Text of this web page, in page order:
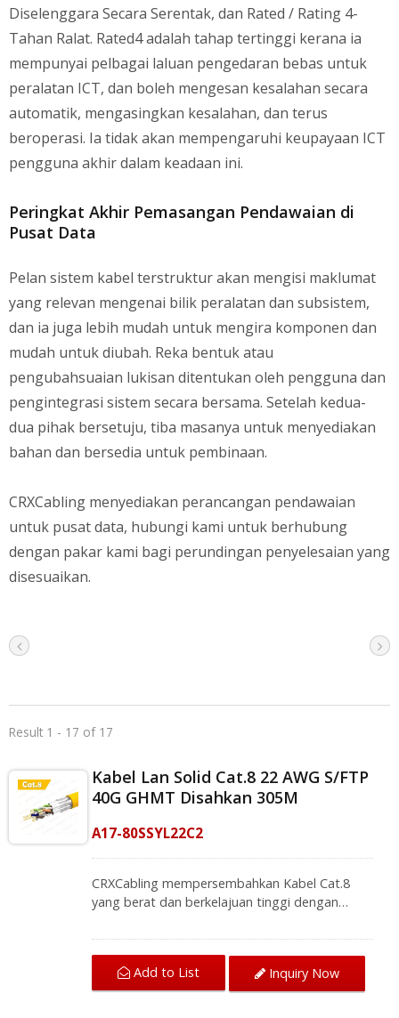
Diselenggara Secara Serentak, dan Rated / Rating 4-
Tahan Ralat. Rated4 adalah tahap tertinggi kerana ia
mempunyai pelbagai laluan pengedaran bebas untuk
peralatan ICT, dan boleh mengesan kesalahan secara
automatik, mengasingkan kesalahan, dan terus
beroperasi. Ia tidak akan mempengaruhi keupayaan ICT
pengguna akhir dalam keadaan ini.
Peringkat Akhir Pemasangan Pendawaian di
Pusat Data
Pelan sistem kabel terstruktur akan mengisi maklumat
yang relevan mengenai bilik peralatan dan subsistem,
dan ia juga lebih mudah untuk mengira komponen dan
mudah untuk diubah. Reka bentuk atau
pengubahsuaian lukisan ditentukan oleh pengguna dan
pengintegrasi sistem secara bersama. Setelah kedua-
dua pihak bersetuju, tiba masanya untuk menyediakan
bahan dan bersedia untuk pembinaan.
CRXCabling menyediakan perancangan pendawaian
untuk pusat data, hubungi kami untuk berhubung
dengan pakar kami bagi perundingan penyelesaian yang
disesuaikan.
Result 1 - 17 of 17
Kabel Lan Solid Cat.8 22 AWG S/FTP
40G GHMT Disahkan 305M
A17-80SSYL22C2
CRXCabling mempersembahkan Kabel Cat.8
yang berat dan berkelajuan tinggi dengan
terstruktur, dan menawarkan masa depan yang
boleh dipercayai untuk rangkaian berprestasi
tinggi anda. Dengan perlindungan yang
diperkukuh, setiap pasangan dengan
Add to List Inquiry Now